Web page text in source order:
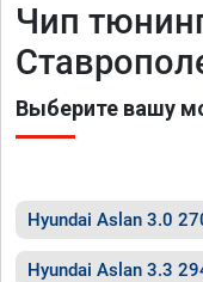
Чип
Выберите вашу
Hyundai Aslan 3.0
Hyundai Aslan 3.3